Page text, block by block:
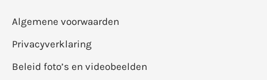
Algemene voorwaarden
Privacyverklaring
Beleid foto’s en videobeelden